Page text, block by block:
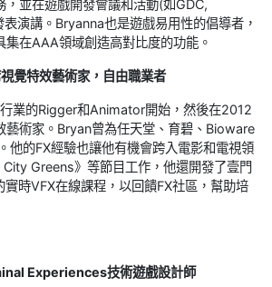
，並在遊戲開發會議和活動(如GDC,
演講。Bryanna也是遊戲易用性的倡導者，
集在AAA領域創造高對比度的功能。
覺特效藝術家，自由職業者
業的Rigger和Animator開始，然後在2012
藝術家。Bryan曾為任天堂、育碧、Bioware
他的FX經驗也讓他有機會跨入電影和電視領
Greens》等節目工作，他還開發了壹門
實時VFX在線課程，以回饋FX社區，幫助培
Experiences技術遊戲設計師